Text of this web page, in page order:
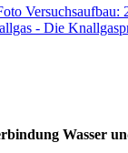
Wasser